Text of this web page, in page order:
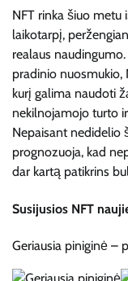
NFT rinka šiuo metu
laikotarpį,
realaus
pradinio nuosmukio,
kurį galima naudoti
nekilnojamojo turto
Nepaisant nedidelio
prognozuoja, kad
dar kartą patikrins
Susijusios NFT
Geriausia piniginė –